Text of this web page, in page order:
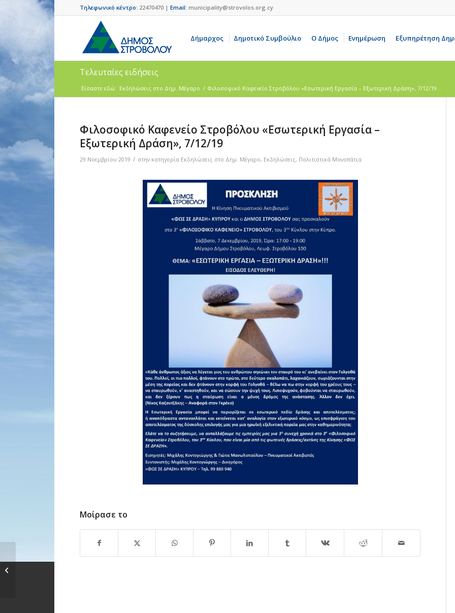
Τηλεφωνικό κέντρο: 22470470 | Email: municipality@strovolos.org.cy
Δήμαρχος Δημοτικό Συμβούλιο Ο Δήμος Ενημέρωση Εξυπηρέτηση
Τελευταίες ειδήσεις
Είσαστε εδώ: Eκδηλώσεις στο Δημ. Mέγαρο / Φιλοσοφικό Καφενείο Στροβόλου «Εσωτερική Εργασία – Εξωτερική Δράση», 7/12/19...
Φιλοσοφικό Καφενείο Στροβόλου «Εσωτερική Εργασία –
Εξωτερική Δράση», 7/12/19
29 Νοεμβρίου 2019 / στην κατηγορία Eκδηλώσεις στο Δημ. Mέγαρο, Εκδηλώσεις, Πολιτιστικά Μονοπάτια
Μοίρασε το